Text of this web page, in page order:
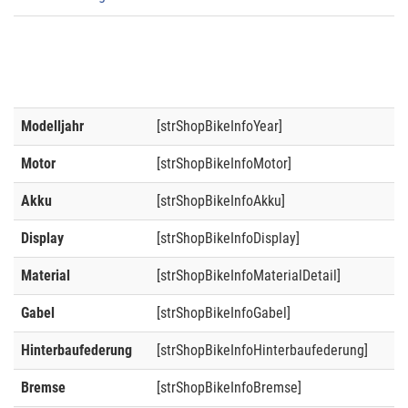
Modelljahr [strShopBikeInfoYear]
Motor [strShopBikeInfoMotor]
Akku [strShopBikeInfoAkku]
Display [strShopBikeInfoDisplay]
Material [strShopBikeInfoMaterialDetail]
Gabel [strShopBikeInfoGabel]
Hinterbaufederung [strShopBikeInfoHinterbaufederung]
Bremse [strShopBikeInfoBremse]